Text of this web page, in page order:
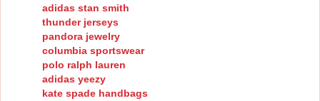
adidas stan smith
thunder jerseys
pandora jewelry
columbia sportswear
polo ralph lauren
adidas yeezy
kate spade handbags